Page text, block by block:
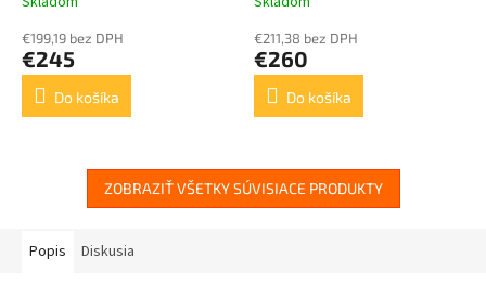
€199,19 bez DPH
€245
Do košíka
€211,38 bez DPH
€260
Do košíka
ZOBRAZIŤ VŠETKY SÚVISIACE PRODUKTY
Popis Diskusia